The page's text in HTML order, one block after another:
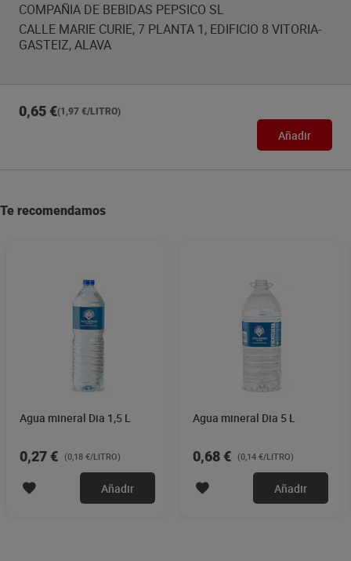
COMPAÑIA DE BEBIDAS PEPSICO SL
CALLE MARIE CURIE, 7 PLANTA 1, EDIFICIO 8 VITORIA-
GASTEIZ, ALAVA
0,65 €(1,97 €/LITRO)
Añadir
Te recomendamos
Agua mineral Dia 1,5 L
0,27 € (0,18 €/LITRO)
Añadir
Agua mineral Dia 5 L
0,68 € (0,14 €/LITRO)
Añadir